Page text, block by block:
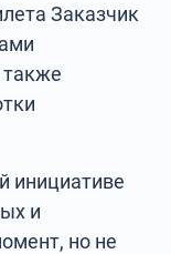
Заказчик
инициативе
и
но не